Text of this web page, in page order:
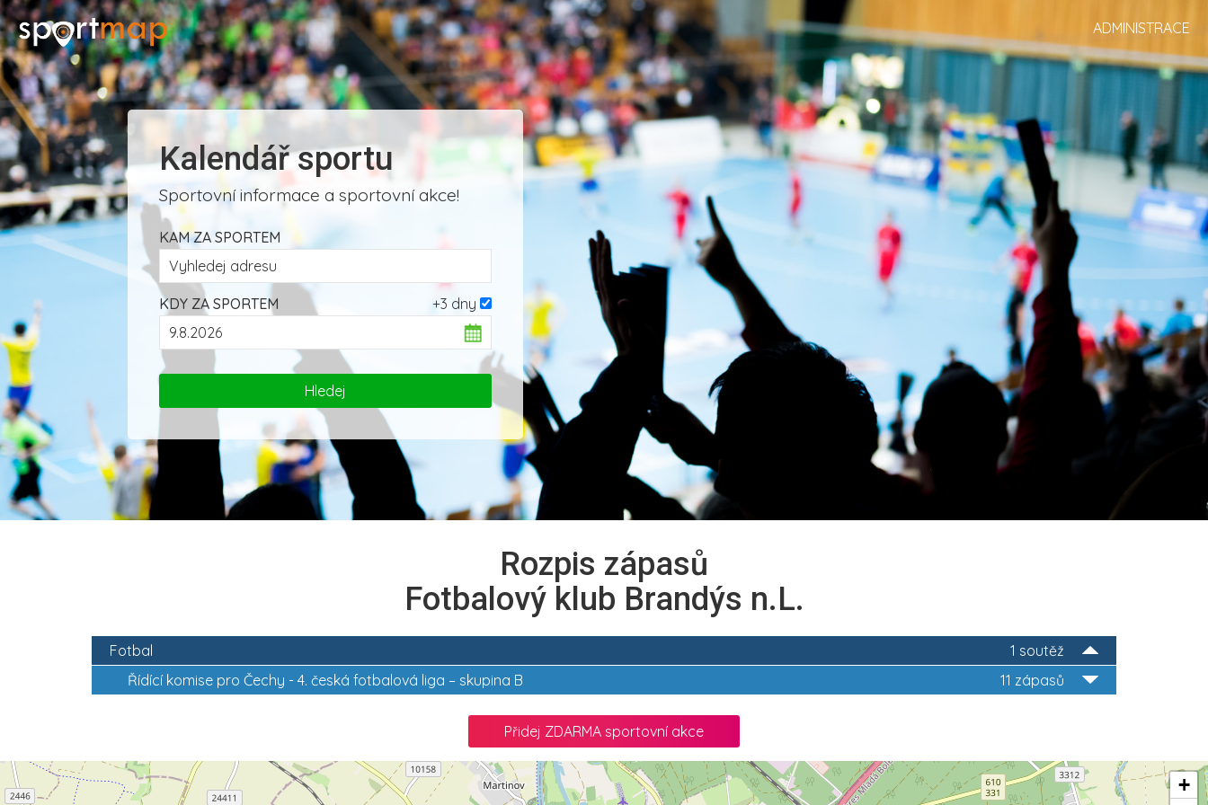
ADMINISTRACE
Kalendář sportu
Sportovní informace a sportovní akce!
KAM ZA SPORTEM
+3 dny
KDY ZA SPORTEM
Rozpis zápasů
Fotbalový klub Brandýs n.L.
1 soutěž
Fotbal
11 zápasů
Řídící komise pro Čechy - 4. česká fotbalová liga – skupina B
Přidej ZDARMA sportovní akce
+